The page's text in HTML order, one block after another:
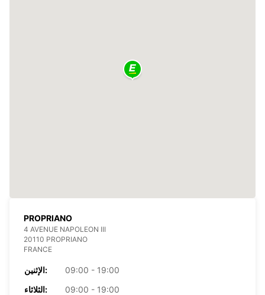
PROPRIANO
4 AVENUE NAPOLEON III
20110 PROPRIANO
FRANCE
الإثنين:
09:00 - 19:00
الثلاثاء:
09:00 - 19:00